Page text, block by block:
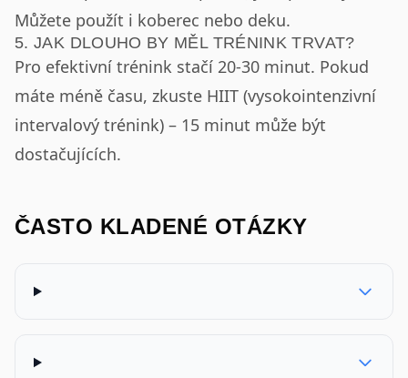
Můžete použít i koberec nebo deku.
5. JAK DLOUHO BY MĚL TRÉNINK TRVAT?
Pro efektivní trénink stačí 20-30 minut. Pokud
máte méně času, zkuste HIIT (vysokointenzivní
intervalový trénink) – 15 minut může být
dostačujících.
ČASTO KLADENÉ OTÁZKY